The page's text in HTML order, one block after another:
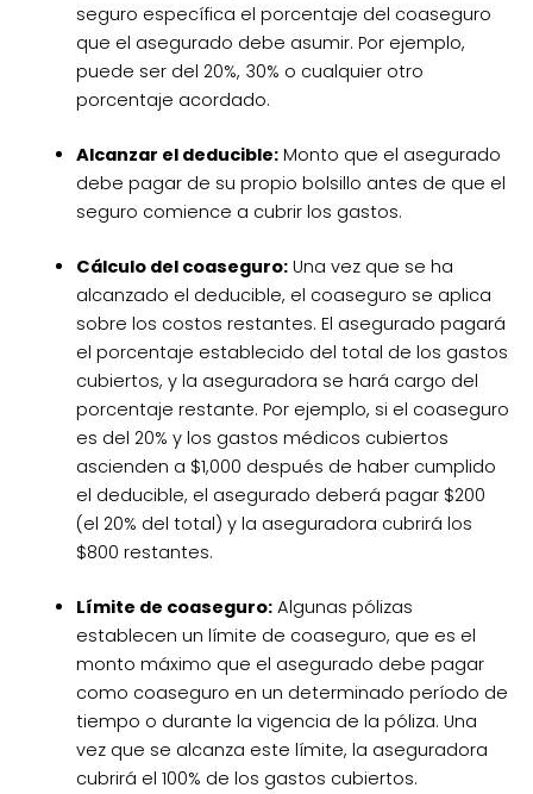
seguro específica el porcentaje del coaseguro
que el asegurado debe asumir. Por ejemplo,
puede ser del 20%, 30% o cualquier otro
porcentaje acordado.
Alcanzar el deducible:Monto que el asegurado
debe pagar de su propio bolsillo antes de que el
seguro comience a cubrir los gastos.
Cálculo del coaseguro:Una vez que se ha
alcanzado el deducible, el coaseguro se aplica
sobre los costos restantes. El asegurado pagará
el porcentaje establecido del total de los gastos
cubiertos, y la aseguradora se hará cargo del
porcentaje restante. Por ejemplo, si el coaseguro
es del 20% y los gastos médicos cubiertos
ascienden a $1,000 después de haber cumplido
el deducible, el asegurado deberá pagar $200
(el 20% del total) y la aseguradora cubrirá los
$800 restantes.
Límite de coaseguro:Algunas pólizas
establecen un límite de coaseguro, que es el
monto máximo que el asegurado debe pagar
como coaseguro en un determinado período de
tiempo o durante la vigencia de la póliza. Una
vez que se alcanza este límite, la aseguradora
cubrirá el 100% de los gastos cubiertos.